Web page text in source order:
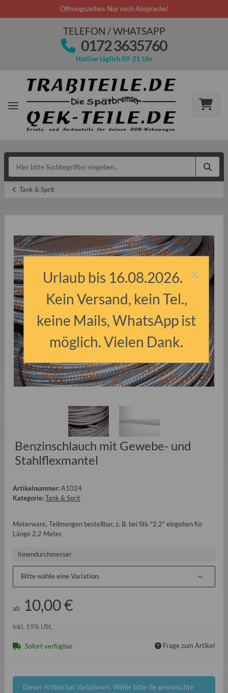
Öffnungszeiten: Nur nach Absprache!
TELEFON / WHATSAPP
0172 3635760
Hotline täglich 09-21 Uhr
Tank & Sprit
Benzinschlauch mit Gewebe- und
Stahlflexmantel
Artikelnummer:A1024
Kategorie:Tank & Sprit
Meterware, Teilmengen bestellbar, z. B. bei Stk "2,2" eingeben für
Länge 2,2 Meter.
Innendurchmesser
Bitte wähle eine Variation.
ab 10,00 €
inkl. 19% USt.
Sofort verfügbar Frage zum Artikel
x
Dieser Artikel hat Variationen. Wähle bitte die gewünschte
x
Urlaub bis 16.08.2026.
Kein Versand, kein Tel.,
keine Mails, WhatsApp ist
möglich. Vielen Dank.